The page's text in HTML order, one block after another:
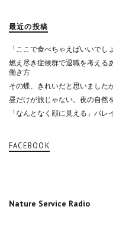
最近の投稿
「ここで食べちゃえばいいで
燃え尽き症候群で退職を考える
働き方
その蝶、きれいだと思いました
昼だけが旅じゃない。夜の自然
「なんとなく顔に見える」パ
FACEBOOK
Nature Service Radio